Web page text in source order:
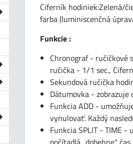
Ciferník hodiniek:Zelená/
farba (luminiscenčná
Funkcie :
Chronograf - ručičkové
ručička - 1/1 sec.,
Sekundová ručička
Dátumovka - zobrazuje
Funkcia ADD -
vynulovať. Každý
Funkcia SPLIT - TIME